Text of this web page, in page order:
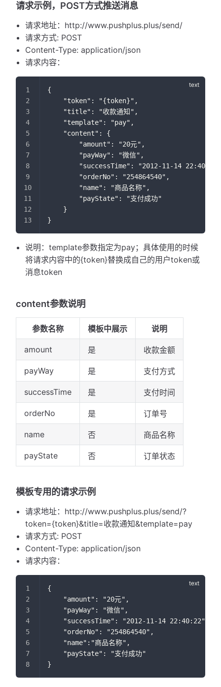
请求示例，POST方式推送消息
请求地址：http://www.pushplus.plus/send/
请求方式: POST
Content-Type: application/json
请求内容：
{
    "token": "{token}",
    "title": "收款通知",
    "template": "pay",
    "content": {
        "amount": "20元",
        "payWay": "微信",
"successTime": "2012-11-14
        "orderNo": "254864540",
        "name": "商品名称",
        "payState": "支付成功"
    }
}
说明：template参数指定为pay；具体使用的时候
将请求内容中的{token}替换成自己的用户token或
消息token
content参数说明
参数名称 模板中展示 说明
amount 是 收款金额
payWay 是 支付方式
successTime 是 支付时间
orderNo 是 订单号
name 否 商品名称
payState 否 订单状态
模板专用的请求示例
请求地址：http://www.pushplus.plus/send/?
token={token}&title=收款通知&template=pay
请求方式: POST
Content-Type: application/json
请求内容：
{
    "amount": "20元",
    "payWay": "微信",
    "successTime": "2012-11-14 22:40:22",
    "orderNo": "254864540",
    "name":"商品名称",
    "payState": "支付成功"
}